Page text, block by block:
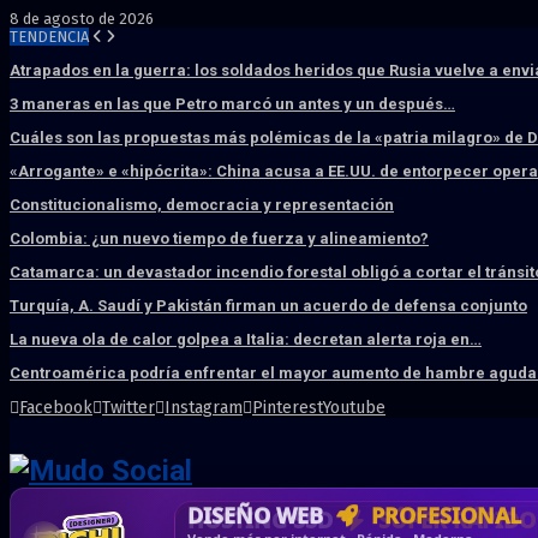
8 de agosto de 2026
TENDENCIA
Atrapados en la guerra: los soldados heridos que Rusia vuelve a
3 maneras en las que Petro marcó un antes y un después…
Cuáles son las propuestas más polémicas de la «patria milagro» de
«Arrogante» e «hipócrita»: China acusa a EE.UU. de entorpecer
Constitucionalismo, democracia y representación
Colombia: ¿un nuevo tiempo de fuerza y alineamiento?
Catamarca: un devastador incendio forestal obligó a cortar el
Turquía, A. Saudí y Pakistán firman un acuerdo de defensa conjunto
La nueva ola de calor golpea a Italia: decretan alerta roja en…
Centroamérica podría enfrentar el mayor aumento de hambre
Facebook Twitter Instagram PinterestYoutube
HOSTING SSD SÚPER RÁPIDO
DISEÑO WEB PROFESIONAL
CRM & DASHBOARD A MEDIDA
CORREO CORPORATIVO